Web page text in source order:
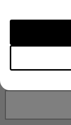
Ville*